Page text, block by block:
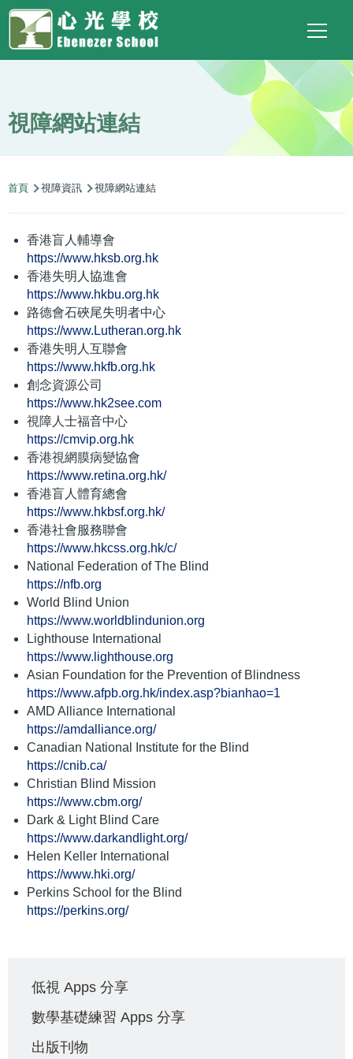
移至主內容
Top
Social
Link
Language
switcher
Main
navigation
視障網站連結
導
連
結
首頁 視障資訊 視障網站連結
香港盲人輔導會
https://www.hksb.org.hk
香港失明人協進會
https://www.hkbu.org.hk
路德會石硤尾失明者中心
https://www.Lutheran.org.hk
香港失明人互聯會
https://www.hkfb.org.hk
創念資源公司
https://www.hk2see.com
視障人士福音中心
https://cmvip.org.hk
香港視網膜病變協會
https://www.retina.org.hk/
香港盲人體育總會
https://www.hkbsf.org.hk/
香港社會服務聯會
https://www.hkcss.org.hk/c/
National Federation of The Blind
https://nfb.org
World Blind Union
https://www.worldblindunion.org
Lighthouse International
https://www.lighthouse.org
Asian Foundation for the Prevention of Blindness
https://www.afpb.org.hk/index.asp?bianhao=1
AMD Alliance International
https://amdalliance.org/
Canadian National Institute for the Blind
https://cnib.ca/
Christian Blind Mission
https://www.cbm.org/
Dark & Light Blind Care
https://www.darkandlight.org/
Helen Keller International
https://www.hki.org/
Perkins School for the Blind
https://perkins.org/
navigation
低視 Apps 分享
數學基礎練習 Apps 分享
出版刊物